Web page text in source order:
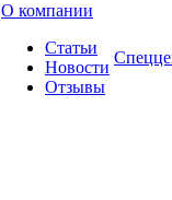
О компании
Статьи
Новости
Отзывы